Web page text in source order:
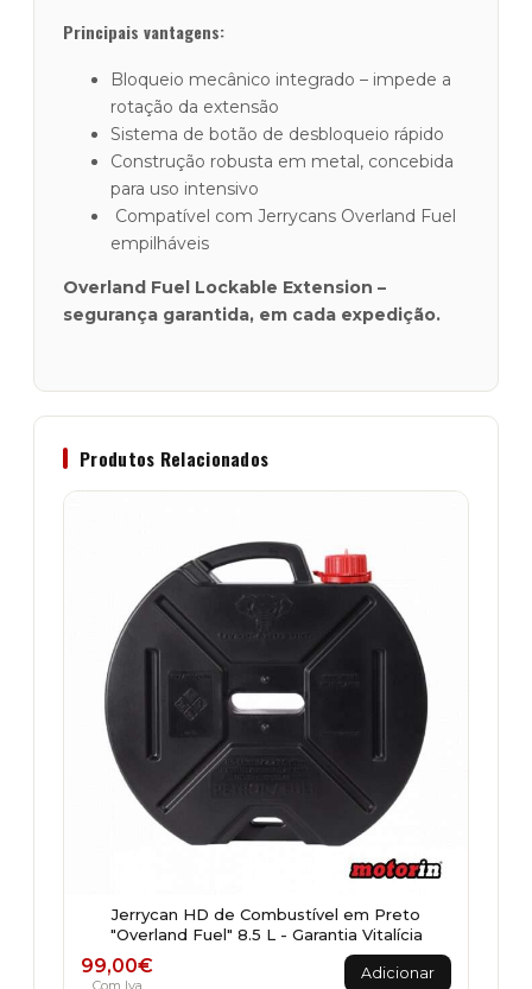
Principais vantagens:
Bloqueio mecânico integrado – impede a
rotação da extensão
Sistema de botão de desbloqueio rápido
Construção robusta em metal, concebida
para uso intensivo
Compatível com Jerrycans Overland Fuel
empilháveis
Overland Fuel Lockable Extension –
segurança garantida, em cada expedição.
Produtos Relacionados
Jerrycan HD de Combustível em Preto
"Overland Fuel" 8.5 L - Garantia Vitalícia
99,00€
Com Iva
Adicionar